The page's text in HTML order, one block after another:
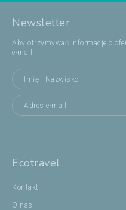
Newsletter
Aby otrzymywać informacje o
e-mail:
Ecotravel
Kontakt
O nas